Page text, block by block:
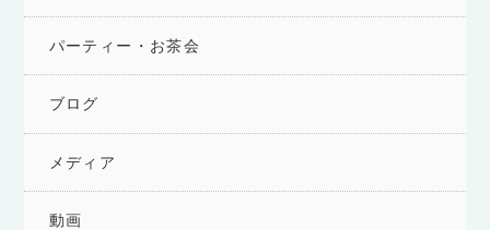
パーティー・お茶会
ブログ
メディア
動画